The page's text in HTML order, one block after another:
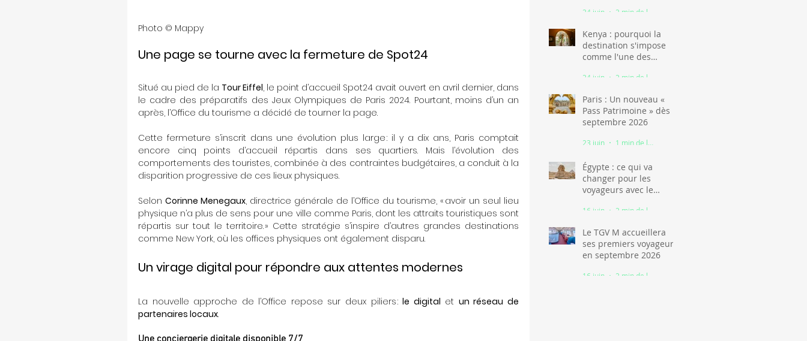
Photo © Mappy
Une page se tourne avec la fermeture de Spot24
Situé au pied de la Tour Eiffel, le point d’accueil Spot24 avait ouvert en avril dernier, dans
le cadre des préparatifs des Jeux Olympiques de Paris 2024. Pourtant, moins d’un an
après, l’Office du tourisme a décidé de tourner la page.
Cette fermeture s’inscrit dans une évolution plus large : il y a dix ans, Paris comptait
encore cinq points d’accueil répartis dans ses quartiers. Mais l’évolution des
comportements des touristes, combinée à des contraintes budgétaires, a conduit à la
disparition progressive de ces lieux physiques.
Selon Corinne Menegaux, directrice générale de l’Office du tourisme, « avoir un seul lieu
physique n’a plus de sens pour une ville comme Paris, dont les attraits touristiques sont
répartis sur tout le territoire. » Cette stratégie s’inspire d’autres grandes destinations
comme New York, où les offices physiques ont également disparu.
Un virage digital pour répondre aux attentes modernes
La nouvelle approche de l’Office repose sur deux piliers : le digital et un réseau de
partenaires locaux.
24 juin
Kenya : pourquoi la
destination s'impose
comme l'une des
tourisme africain
24 juin
Paris : Un nouveau «
Pass Patrimoine » dès
septembre 2026
23 juin 1 min de lecture
Égypte : ce qui va
changer pour les
voyageurs avec le
numérique
16 juin
Le TGV M accueillera
ses premiers voyageurs
en septembre 2026
16 juin